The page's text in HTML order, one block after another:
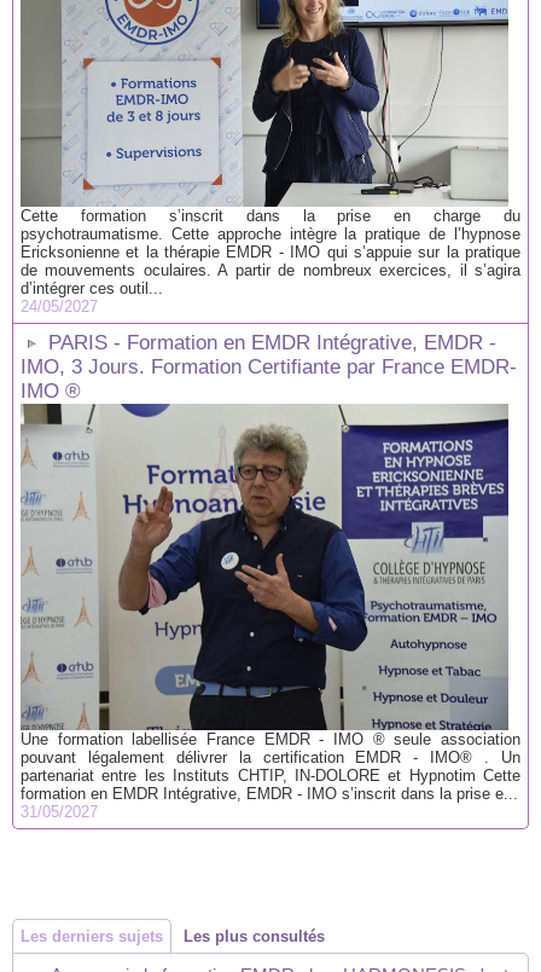
Cette formation s’inscrit dans la prise en charge du
psychotraumatisme. Cette approche intègre la pratique de l’hypnose
Ericksonienne et la thérapie EMDR - IMO qui s’appuie sur la pratique
de mouvements oculaires. A partir de nombreux exercices, il s’agira
d’intégrer ces outil...
24/05/2027
PARIS - Formation en EMDR Intégrative, EMDR -
IMO, 3 Jours. Formation Certifiante par France EMDR-
IMO ®
Une formation labellisée France EMDR - IMO ® seule association
pouvant légalement délivrer la certification EMDR - IMO® . Un
partenariat entre les Instituts CHTIP, IN-DOLORE et Hypnotim Cette
formation en EMDR Intégrative, EMDR - IMO s’inscrit dans la prise e...
31/05/2027
Les derniers sujets Les plus consultés